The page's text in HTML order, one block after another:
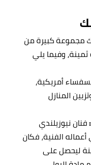
مجموعة كبيرة من
ثمينة، وفيما يلي
أمريكية،
المنازل
فنان نيوزيلندي
الفنية، فكان
ليحصل على